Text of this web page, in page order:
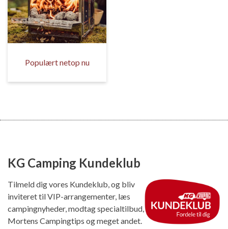
Populært netop nu
KG Camping Kundeklub
Tilmeld dig vores Kundeklub, og bliv
inviteret til VIP-arrangementer, læs
campingnyheder, modtag specialtilbud,
Mortens Campingtips og meget andet.